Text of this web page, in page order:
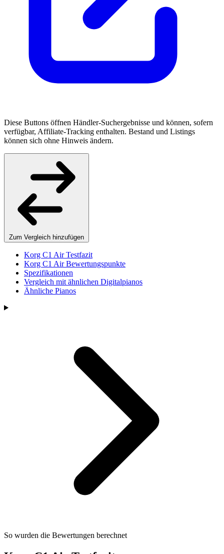
Diese Buttons öffnen Händler-Suchergebnisse und können, sofern
verfügbar, Affiliate-Tracking enthalten. Bestand und Listings
können sich ohne Hinweis ändern.
Zum Vergleich hinzufügen
Korg C1 Air Testfazit
Korg C1 Air Bewertungspunkte
Spezifikationen
Vergleich mit ähnlichen Digitalpianos
Ähnliche Pianos
So wurden die Bewertungen berechnet